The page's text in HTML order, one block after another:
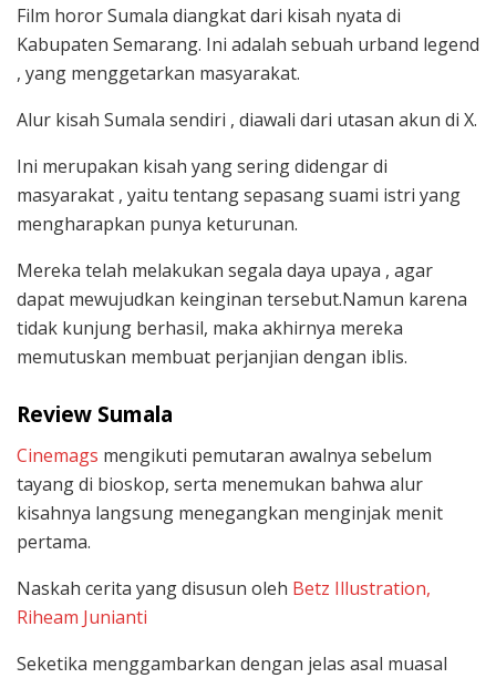
Film horor Sumala diangkat dari kisah nyata di
Kabupaten Semarang. Ini adalah sebuah urband legend
, yang menggetarkan masyarakat.
Alur kisah Sumala sendiri , diawali dari utasan akun di X.
Ini merupakan kisah yang sering didengar di
masyarakat , yaitu tentang sepasang suami istri yang
mengharapkan punya keturunan.
Mereka telah melakukan segala daya upaya , agar
dapat mewujudkan keinginan tersebut.Namun karena
tidak kunjung berhasil, maka akhirnya mereka
memutuskan membuat perjanjian dengan iblis.
Review Sumala
Cinemags mengikuti pemutaran awalnya sebelum
tayang di bioskop, serta menemukan bahwa alur
kisahnya langsung menegangkan menginjak menit
pertama.
Naskah cerita yang disusun oleh Betz Illustration,
Riheam Junianti
Seketika menggambarkan dengan jelas asal muasal